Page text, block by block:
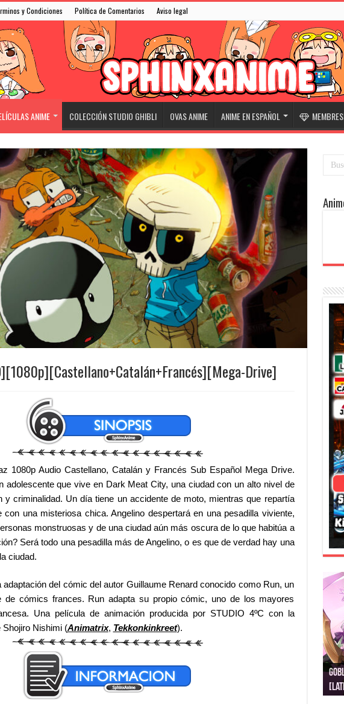
y Condiciones Política de Comentarios Aviso legal
ANIME COLECCIÓN STUDIO GHIBLI OVAS ANIME ANIME EN ESPAÑOL
Drive]
1080p Audio Castellano, Catalán y Francés Sub Español Mega Drive.
adolescente que vive en Dark Meat City, una ciudad con un alto nivel de
y criminalidad. Un día tiene un accidente de moto, mientras que repartía
con una misteriosa chica. Angelino despertará en una pesadilla viviente,
monstruosas y de una ciudad aún más oscura de lo que habitúa a
Será todo una pesadilla más de Angelino, o es que de verdad hay una
ciudad.
adaptación del cómic del autor Guillaume Renard conocido como Run, un
de cómics frances. Run adapta su propio cómic, uno de los mayores
Una película de animación producida por STUDIO 4ºC con la
Nishimi (Animatrix, Tekkonkinkreet).